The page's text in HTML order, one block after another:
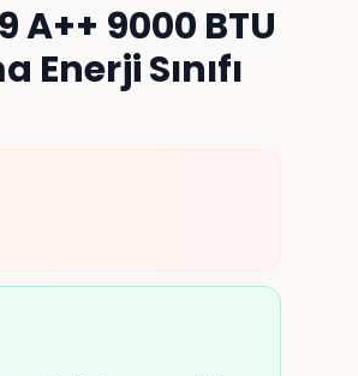
9000 BTU
Sınıfı